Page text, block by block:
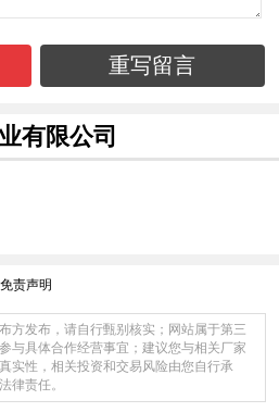
重写留言
有限公司
免责声明
方发布，请自行甄别核实；网站属于第三
与具体合作经营事宜；建议您与相关厂家
实性，相关投资和交易风险由您自行承
律责任。